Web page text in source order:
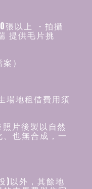
張以上 ・拍攝
提供毛片挑
）
場地租借費用須
片後製以自然
也無合成，一
)以外，其餘地